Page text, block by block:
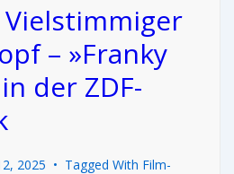
Vielstimmiger
– »Franky
der ZDF-
2025 Tagged With Film-